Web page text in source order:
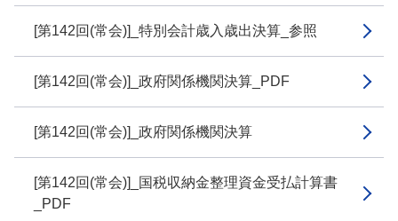
[第142回(常会)]_特別会計歳入歳出決算_参照
[第142回(常会)]_政府関係機関決算_PDF
[第142回(常会)]_政府関係機関決算
[第142回(常会)]_国税収納金整理資金受払計算書
_PDF